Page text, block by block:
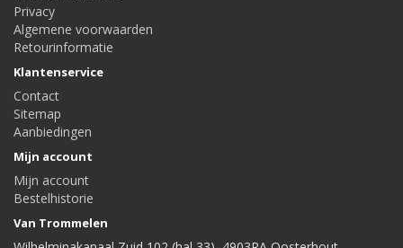
Privacy
Algemene voorwaarden
Retourinformatie
Klantenservice
Contact
Sitemap
Aanbiedingen
Mijn account
Mijn account
Bestelhistorie
Van Trommelen